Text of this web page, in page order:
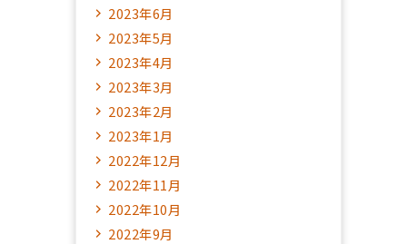
2023年6月
2023年5月
2023年4月
2023年3月
2023年2月
2023年1月
2022年12月
2022年11月
2022年10月
2022年9月